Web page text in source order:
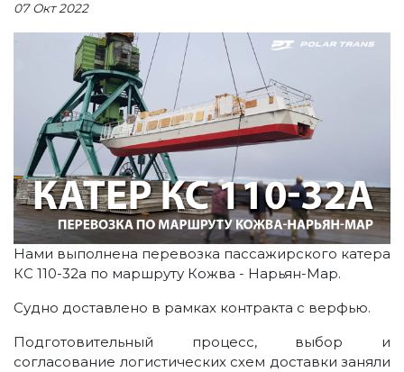
07 Окт 2022
Нами выполнена перевозка пассажирского катера
КС 110-32а по маршруту Кожва - Нарьян-Мар.
Судно доставлено в рамках контракта с верфью.
Подготовительный процесс, выбор и
согласование логистических схем доставки заняли